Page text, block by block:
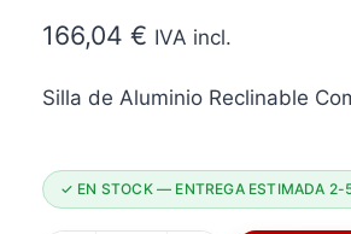
166,04 € IVA incl.
Silla de Aluminio Reclinable
✓ EN STOCK — ENTREGA ESTIMADA 2-